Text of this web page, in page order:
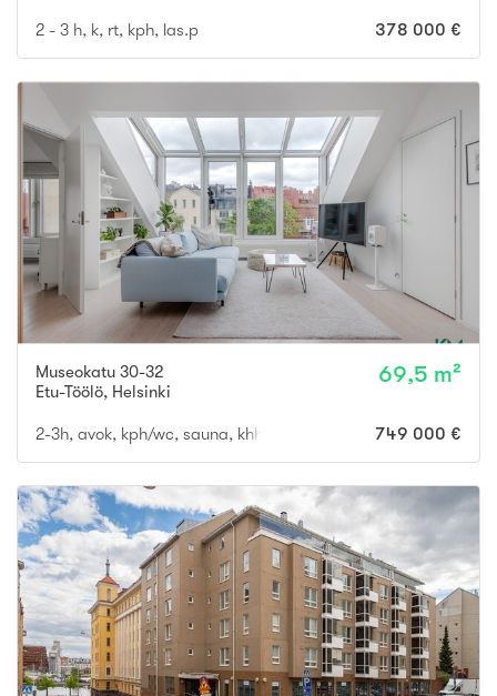
2 - 3 h, k, rt, kph, las.p 378 000 €
Museokatu 30-32
Etu-Töölö, Helsinki
69,5 m²
2-3h, avok, kph/wc, sauna, khh/wc, parvi, 2 ranskal.parveketta
749 000 €